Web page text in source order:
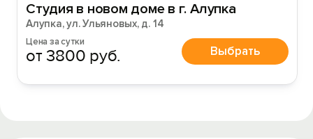
Студия в новом доме в г. Алупка
Алупка, ул. Ульяновых, д. 14
Цена за сутки
от 3800 руб. Выбрать